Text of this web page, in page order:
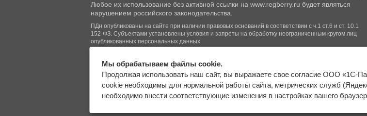
Любое их использование без активной ссылки на www.regberry.ru будет являться
нарушением российского законодательства.
ПДн опубликованы на сайте при наличии правовых оснований в соответствии с ч.1 ст.6 и ст. 10.1
152-ФЗ. Субъектами установлены условия и запреты на обработку неограниченным кругом лиц
опубликованных персональных данных
© Regberry.ru, 2013–2026
Все права защищены
Входим в группу
компаний «1С»
Карта сайта
Мы обрабатываем файлы cookie.
Продолжая использовать наш сайт, вы выражаете свое согласие ООО «1С-
cookie необходимы для нормальной работы сайта, метрических служб
необходимо внести соответствующие изменения в настройках вашего